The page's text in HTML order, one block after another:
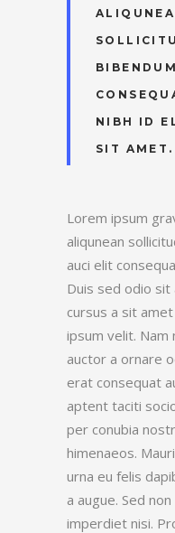
NIBH ID
SIT AMET.
Lorem ipsum
aliqunean
auci elit
Duis sed odio
cursus a sit
ipsum velit. Nam
auctor a ornare
erat consequat
aptent taciti
per conubia
himenaeos.
urna eu felis
a augue. Sed
imperdiet nisi.